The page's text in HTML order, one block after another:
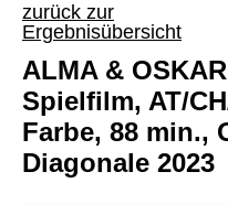
zurück zur
Ergebnisübersicht
ALMA & OSKAR
Spielfilm, AT/
Farbe, 88 min.,
Diagonale 2023